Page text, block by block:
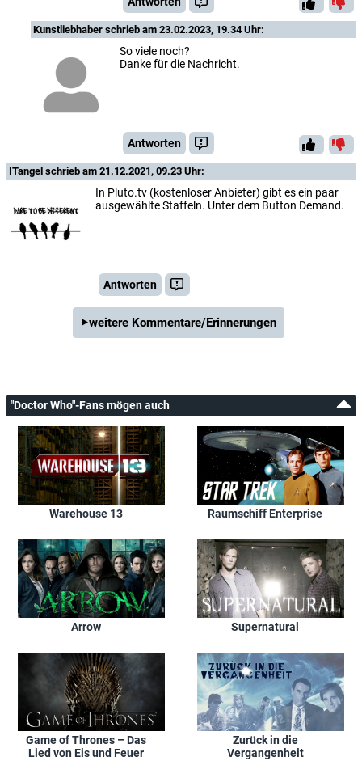
Kunstliebhaber schrieb am 23.02.2023, 19.34 Uhr:
So viele noch?
Danke für die Nachricht.
Antworten
ITangel schrieb am 21.12.2021, 09.23 Uhr:
In Pluto.tv (kostenloser Anbieter) gibt es ein paar
ausgewählte Staffeln. Unter dem Button Demand.
Antworten
weitere Kommentare/Erinnerungen
"Doctor Who"-Fans mögen auch
Warehouse 13 Raumschiff Enterprise
Arrow Supernatural
Game of Thrones – Das
Lied von Eis und Feuer
Zurück in die
Vergangenheit